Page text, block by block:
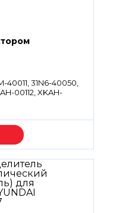
40011, 31N6-40050,
00112, XKAH-